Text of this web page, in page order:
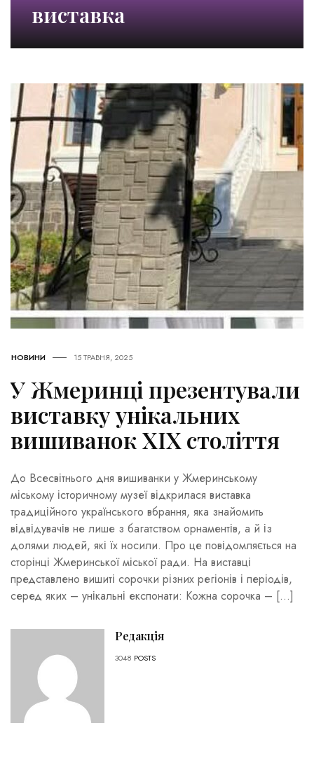
виставка
НОВИНИ 15 ТРАВНЯ, 2025
У Жмеринці презентували
виставку унікальних
вишиванок XIX століття
До Всесвітнього дня вишиванки у Жмеринському
міському історичному музеї відкрилася виставка
традиційного українського вбрання, яка знайомить
відвідувачів не лише з багатством орнаментів, а й із
долями людей, які їх носили. Про це повідомляється на
сторінці Жмеринської міської ради. На виставці
представлено вишиті сорочки різних регіонів і періодів,
серед яких – унікальні експонати: Кожна сорочка – […]
Редакція
3048 POSTS